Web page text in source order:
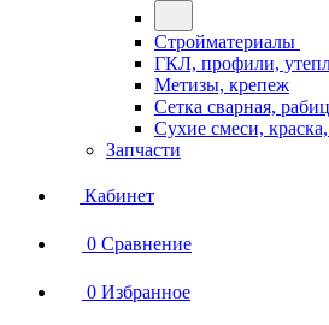
Стройматериалы
ГКЛ, профили,
Метизы, крепеж
Сетка сварная,
Сухие смеси,
Запчасти
Кабинет
0 Сравнение
0 Избранное